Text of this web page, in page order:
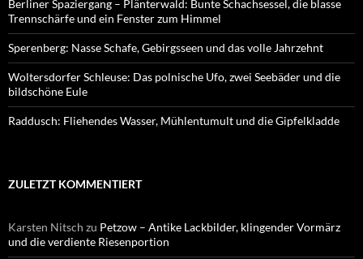
Berliner Spaziergang – Plänterwald: Bunte Schachsessel, die blasse
Trennschärfe und ein Fenster zum Himmel
Sperenberg: Nasse Schafe, Gebirgsseen und das volle Jahrzehnt
Woltersdorfer Schleuse: Das polnische Ufo, zwei Seebäder und die
bildschöne Eule
Raddusch: Fliehendes Wasser, Mühlentumult und die Gipfelkladde
ZULETZT KOMMENTIERT
Karsten Nitsch zu Petzow – Antike Lackbilder, klingender Vormärz
und die verdiente Riesenportion